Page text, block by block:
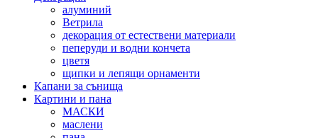
алуминий
Ветрила
декорация от естествени материали
пеперуди и водни кончета
цветя
щипки и лепящи орнаменти
Капани за сънища
Картини и пана
МАСКИ
маслени